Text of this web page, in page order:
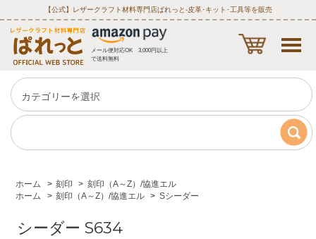
【公式】レザークラフト材料専門店ぱれっと‐皮革･キット･工具等を販売
メール便対応OK 3,000円以上
で送料無料
ホーム > 刻印 > 刻印（A～Z）/協進エル
ホーム
> 刻印（A～Z）/協進エル > Sシーダー
シーダー S634